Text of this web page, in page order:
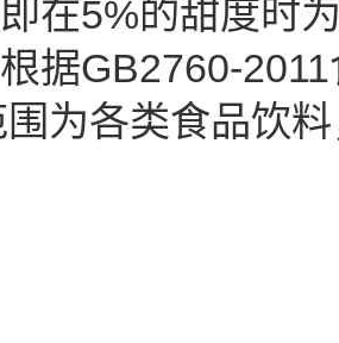
在5%的甜度时
据GB2760-
为各类食品饮